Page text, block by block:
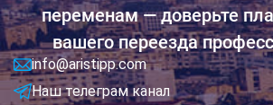
переменам — доверьте
вашего переезда
info@aristipp.com
Наш телеграм канал